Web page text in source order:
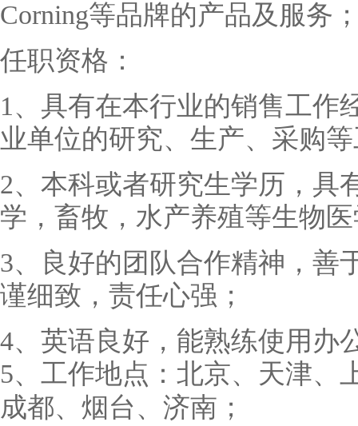
Corning等品牌的产品及服务
任职资格：
1 、具有在本行业的销售工作
业单位的研究、生产、采购
2、本科或者研究生学历，具
学，畜牧，水产养殖等生物
3、良好的团队合作精神，善
谨细致，责任心强；
4、英语良好，能熟练使用办
5、工作地点：北京、天津、
成都、烟台、济南；